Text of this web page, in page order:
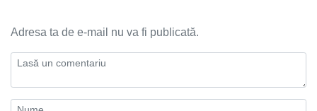
Adresa ta de e-mail nu va fi publicată.